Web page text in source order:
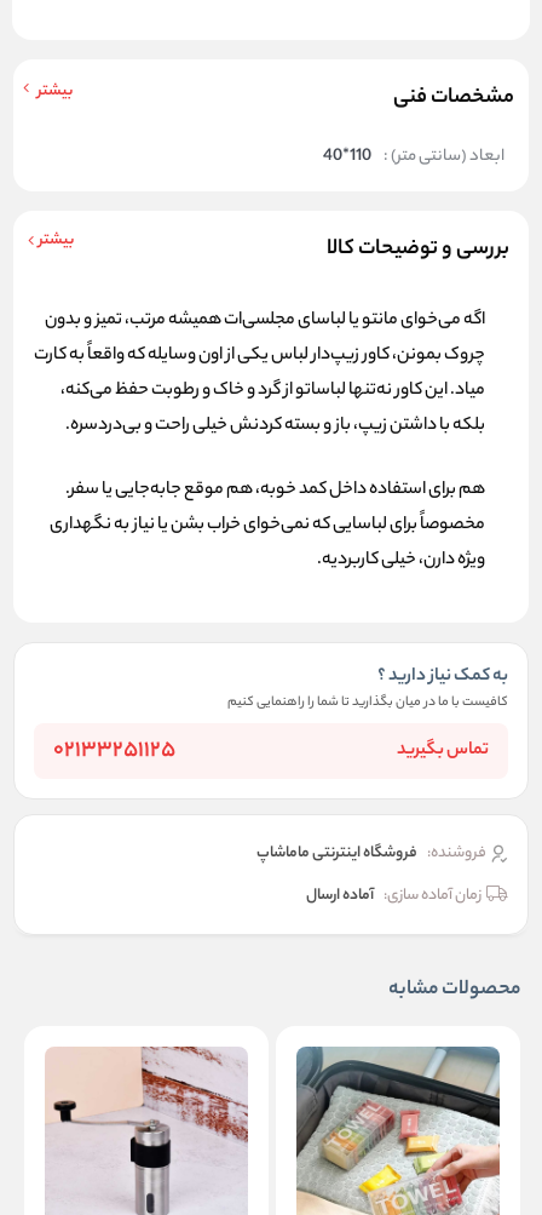
مشخصات فنی بیشتر
ابعاد (سانتی متر) : 110*40
بررسی و توضیحات کالا بیشتر
اگه می‌خوای مانتو یا لباسای مجلسی‌ات همیشه مرتب، تمیز و بدون
چروک بمونن،کاور زیپ‌دار لباسیکی از اون وسایله که واقعاً به کارت
میاد. این کاور نه‌تنها لباساتو از گرد و خاک و رطوبت حفظ می‌کنه،
بلکه با داشتن زیپ، باز و بسته کردنش خیلی راحت و بی‌دردسره.
هم برای استفاده داخل کمد خوبه، هم موقع جابه‌جایی یا سفر.
مخصوصاً برای لباسایی که نمی‌خوای خراب بشن یا نیاز به نگهداری
ویژه دارن، خیلی کاربردیه.
به کمک نیاز دارید ؟
کافیست با ما در میان بگذارید تا شما را راهنمایی کنیم
تماس بگیرید 02133251125
فروشنده: فروشگاه اینترنتی ماماشاپ
زمان آماده سازی: آماده ارسال
محصولات مشابه